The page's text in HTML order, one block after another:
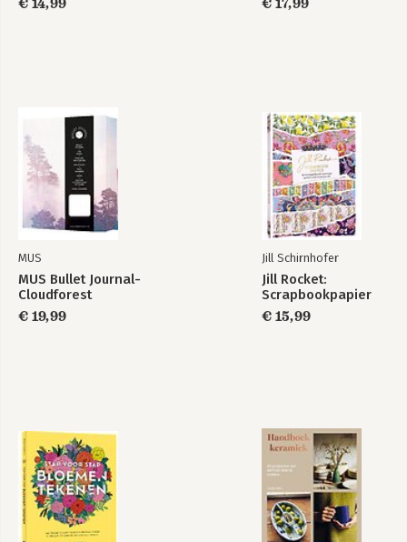
€ 14,99 € 17,99
MUS
MUS Bullet Journal-
Cloudforest
€ 19,99
Jill Schirnhofer
Jill Rocket:
Scrapbookpapier
€ 15,99